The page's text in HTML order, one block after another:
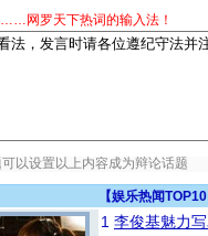
网罗天下热词的输入法！
【娱乐热闻TOP10
1 李俊基魅力